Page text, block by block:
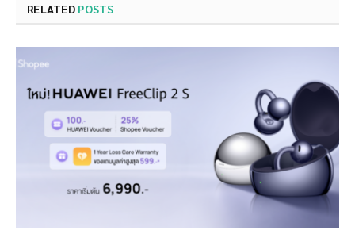
RELATED POSTS